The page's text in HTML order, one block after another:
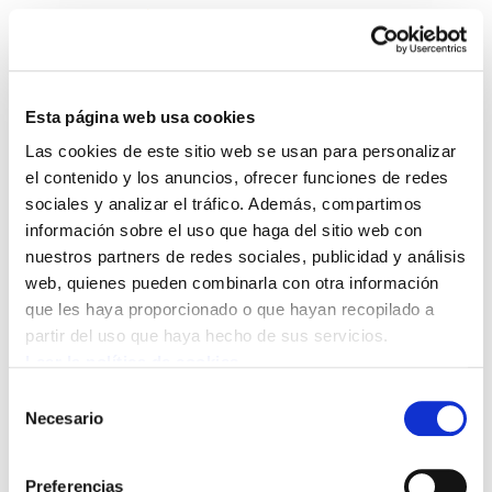
Esta página web usa cookies
Las cookies de este sitio web se usan para personalizar
el contenido y los anuncios, ofrecer funciones de redes
sociales y analizar el tráfico. Además, compartimos
información sobre el uso que haga del sitio web con
nuestros partners de redes sociales, publicidad y análisis
web, quienes pueden combinarla con otra información
que les haya proporcionado o que hayan recopilado a
partir del uso que haya hecho de sus servicios.
Necesario
Preferencias
Boletin de medio
ambiente 6
Boletín de Medio Ambiente 6.pdf 106.9 KB
1. Asamblea Sindical (Confederación Sindical
sobre Desarrollo Sostenible (Río+20) 3. Cumbre
de los Pueblos por la Justicia Social y Ambiental